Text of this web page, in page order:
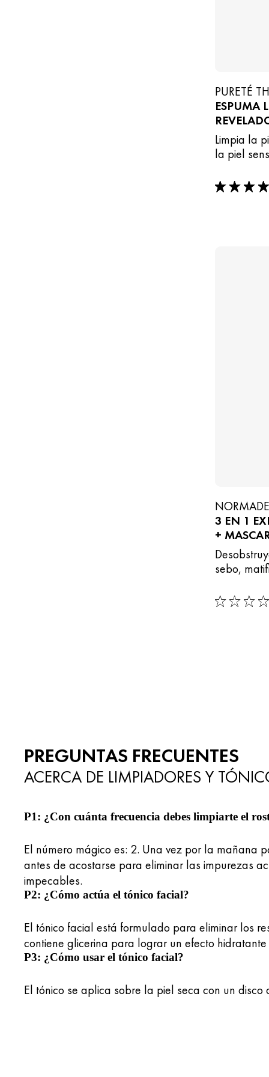
PURETÉ
ESPUMA
Limpia la
la piel
5/5
3 EN 1
+
sebo,
0/5
PREGUNTAS FRECUENTES
ACERCA DE LIMPIADORES Y
P1: ¿Con cuánta frecuencia debes limpiarte el
El número mágico es: 2. Una vez por la mañana
antes de acostarse para eliminar las impurezas
impecables.
P2: ¿Cómo actúa el tónico facial?
El tónico facial está formulado para eliminar los
contiene glicerina para lograr un efecto
P3: ¿Cómo usar el tónico facial?
El tónico se aplica sobre la piel seca con un